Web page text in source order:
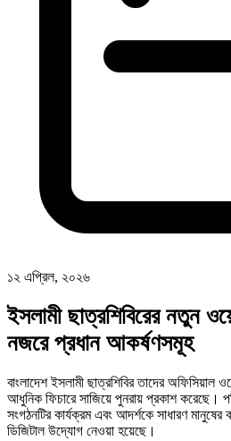
১২ এপ্রিল, ২০২৬
ইসলামী ছাত্রশিবিরের নতুন
নজরে প্রধান আকর্ষণসমূহ
বাংলাদেশ ইসলামী ছাত্রশিবির তাদের অফিসিয়াল
আধুনিক ফিচারে সাজিয়ে পুনরায় প্রকাশ করেছে।
সংগঠনটির কার্যক্রম এবং আদর্শকে সাধারণ
ডিজিটাল উদ্যোগ নেওয়া হয়েছে।